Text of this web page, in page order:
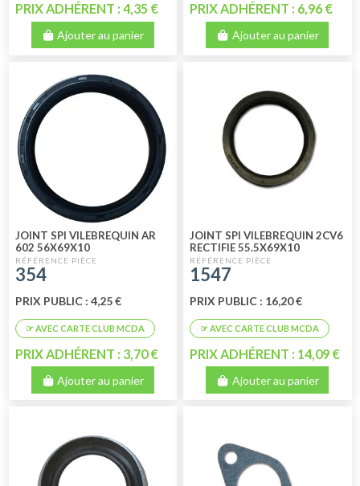
PRIX ADHÉRENT : 4,35 €
Ajouter au panier
PRIX ADHÉRENT : 6,96 €
Ajouter au panier
JOINT SPI VILEBREQUIN AR
602 56X69X10
354
PRIX PUBLIC : 4,25 €
PRIX ADHÉRENT : 3,70 €
Ajouter au panier
JOINT SPI VILEBREQUIN 2CV6
RECTIFIE 55.5X69X10
1547
PRIX PUBLIC : 16,20 €
PRIX ADHÉRENT : 14,09 €
Ajouter au panier